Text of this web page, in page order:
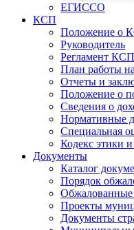
ЕГИССО
КСП
Положение о
Руководитель
Регламент КСП
План работы
Отчеты и
Положение о
Сведения о
Нормативные
Специальная
Кодекс этики
Документы
Каталог
Порядок
Обжалованные
Проекты
Документы